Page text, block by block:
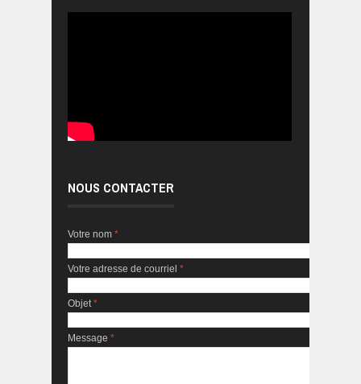
NOUS CONTACTER
Votre nom *
Votre adresse de courriel *
Objet *
Message *